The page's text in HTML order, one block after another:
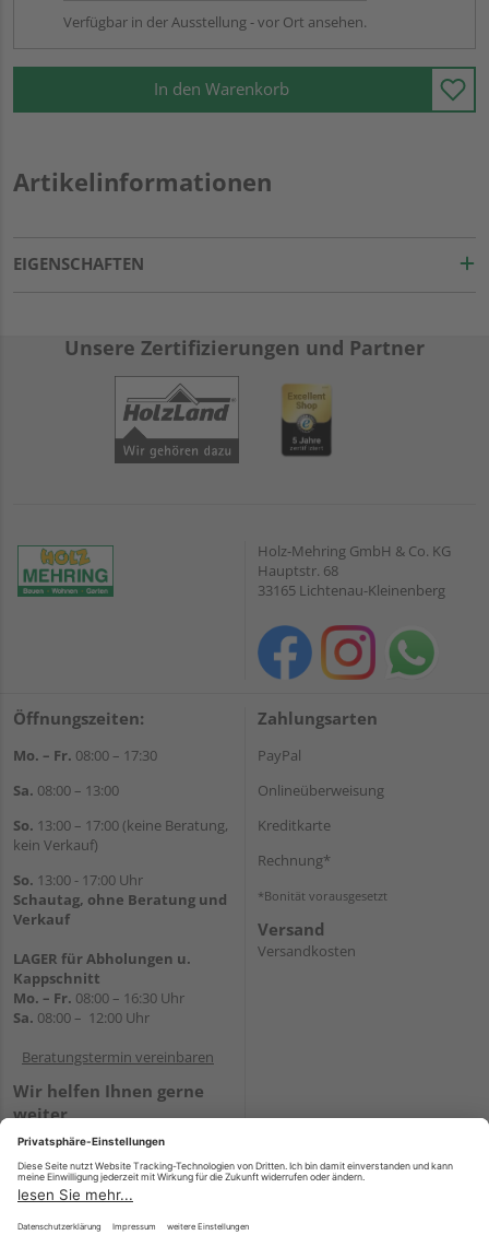
Verfügbar in der Ausstellung - vor Ort ansehen.
In den Warenkorb
Artikelinformationen
EIGENSCHAFTEN
Unsere Zertifizierungen und Partner
Holz-Mehring GmbH & Co. KG
Hauptstr. 68
33165 Lichtenau-Kleinenberg
Öffnungszeiten:
Mo. – Fr. 08:00 – 17:30
Sa. 08:00 – 13:00
So. 13:00 – 17:00 (keine Beratung,
kein Verkauf)
So. 13:00 - 17:00 Uhr
Schautag, ohne Beratung und
Verkauf
LAGER für Abholungen u.
Kappschnitt
Mo. – Fr. 08:00 – 16:30 Uhr
Sa. 08:00 – 12:00 Uhr
Beratungstermin vereinbaren
Wir helfen Ihnen gerne
weiter
Tel.:+49 5647 94660
WhatsApp
Zahlungsarten
PayPal
Onlineüberweisung
Kreditkarte
Rechnung*
*Bonität vorausgesetzt
Versand
Versandkosten